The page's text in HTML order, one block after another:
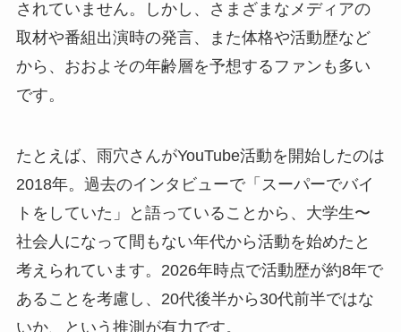
されていません。しかし、さまざまなメディアの
取材や番組出演時の発言、また体格や活動歴など
から、おおよその年齢層を予想するファンも多い
です。
たとえば、雨穴さんがYouTube活動を開始したのは
2018年。過去のインタビューで「スーパーでバイ
トをしていた」と語っていることから、大学生〜
社会人になって間もない年代から活動を始めたと
考えられています。2026年時点で活動歴が約8年で
あることを考慮し、20代後半から30代前半ではな
いか、という推測が有力です。